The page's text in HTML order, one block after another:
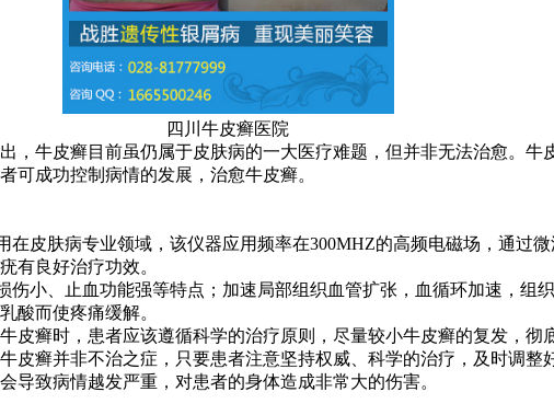
四川牛皮癣医院
，牛皮癣目前虽仍属于皮肤病的一大医疗难题，但并非无法治愈。
可成功控制病情的发展，治愈牛皮癣。
皮肤病专业领域，该仪器应用频率在300MHZ的高频电磁场，通过
有良好治疗功效。
小、止血功能强等特点；加速局部组织血管扩张，血循环加速，组
酸而使疼痛缓解。
癣时，患者应该遵循科学的治疗原则，尽量较小牛皮癣的复发，彻
皮癣并非不治之症，只要患者注意坚持权威、科学的治疗，及时调
致病情越发严重，对患者的身体造成非常大的伤害。